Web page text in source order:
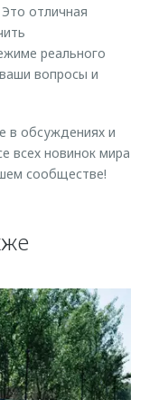
отличная
реального
вопросы и
в обсуждениях и
всех новинок мира
сообществе!